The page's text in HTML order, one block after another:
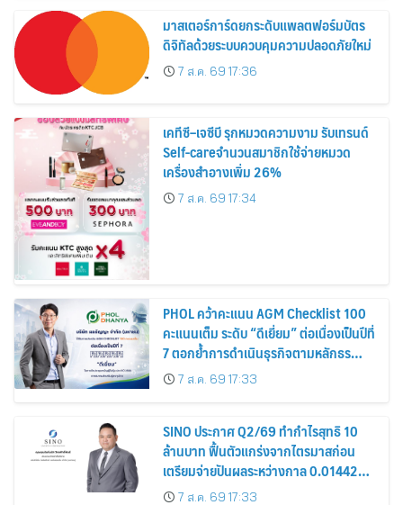
มาสเตอร์การ์ดยกระดับแพลตฟอร์มบัตร
ดิจิทัลด้วยระบบควบคุมความปลอดภัยใหม่
7 ส.ค. 69 17:36
เคทีซี–เจซีบี รุกหมวดความงาม รับเทรนด์
Self-careจำนวนสมาชิกใช้จ่ายหมวด
เครื่องสำอางเพิ่ม 26%
7 ส.ค. 69 17:34
PHOL คว้าคะแนน AGM Checklist 100
คะแนนเต็ม ระดับ “ดีเยี่ยม” ต่อเนื่องเป็นปีที่
7 ตอกย้ำการดำเนินธุรกิจตามหลักธร
รมาภิบาล โปร่งใส สร้างความเชื่อมั่นผู้ถือ
หุ้น
7 ส.ค. 69 17:33
SINO ประกาศ Q2/69 ทำกำไรสุทธิ 10
ล้านบาท ฟื้นตัวแกร่งจากไตรมาสก่อน
เตรียมจ่ายปันผลระหว่างกาล 0.014423
บาทต่อหุ้น ครึ่งปีหลังมุ่งเติบโตต่อเนื่อง
7 ส.ค. 69 17:33